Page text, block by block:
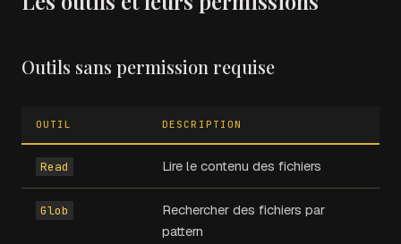
Outils sans permission requise
OUTIL DESCRIPTION
Read Lire le contenu des fichiers
Glob
Rechercher des fichiers par
pattern